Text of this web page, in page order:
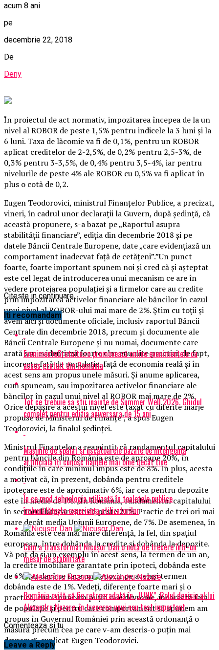
acum 8 ani
pe
decembrie 22, 2018
De
Deny
În proiectul de act normativ, impozitarea începea de la un
nivel al ROBOR de peste 1,5% pentru indicele la 3 luni şi la
6 luni. Taxa de lăcomie va fi de 0,1%, pentru un ROBOR
aplicat creditelor de 2-2,5%, de 0,2% pentru 2,5-3%, de
0,3% pentru 3-3,5%, de 0,4% pentru 3,5-4%, iar pentru
nivelurile de peste 4% ale ROBOR cu 0,5% va fi aplicat în
plus o cotă de 0,2.
Eugen Teodorovici, ministrul Finanţelor Publice, a precizat,
vineri, în cadrul unor declaraţii la Guvern, după şedinţă, că
această propunere, s-a bazat pe „Raportul asupra
stabilităţii financiare”, ediţia din decembrie 2018 şi pe
datele Băncii Centrale Europene, date „care evidenţiază un
comportament inadecvat faţă de cetăţeni”.”Un punct
foarte, foarte important spunem noi şi cred că şi aşteptat
este cel legat de introducerea unui mecanism ce are în
vedere protejarea populaţiei şi a firmelor care au credite
prin impozitarea activelor financiare ale băncilor în cazul
unui nivel al ROBOR-ului mai mare de 2%. Ştim cu toţii şi
avem aici şi documente oficiale, inclusiv raportul Băncii
Centrale din decembrie 2018, precum şi documente ale
Băncii Centrale Europene şi nu numai, documente care
arată sau evidenţiază foarte clar anumite practici, de fapt,
incorecte faţă de populaţie, faţă de economia reală şi în
acest sens am propus unele măsuri. Şi anume aplicarea,
cum spuneam, sau impozitarea activelor financiare ale
băncilor în cazul unui nivel al ROBOR mai mare de 2%.
Orice depăşire a acestui nivel este taxat cu diferite marje
propuse de Ministerul de Finanţe”, a spus Eugen
Teodorovici, la finalul şedinţei.
Ministrul Finanţelor a reamintit că randamentul capitalului
pentru băncile din România este de aproape 20%, în
condiţiile în care minimul impus este de 8%. În plus, acesta
a motivat că, în prezent, dobânda pentru creditele
ipotecare este de aproximativ 6%, iar cea pentru depozite
este în medie de 1%. „În România, randamentul capitalului
în sectorul bancar este de peste 21%. Practic de trei ori mai
mare decât media Uniunii Europene, de 7%. De asemenea, în
România este cea mai mare diferenţă, la fel, din spaţiul
european, între dobânda la credite şi dobânda la depozite.
Vă pot da şi un exemplu în acest sens, la termen de un an,
la credite imobiliare garantate prin ipoteci, dobânda este
de 6%, iar dacă se face un depozit pe acelaşi termen
dobânda este de 1%. Vedeţi, diferenţe foarte mari şi o
practică, cum spuneam puţin mai devreme, incorectă faţă
de populaţie şi pentru care comportament să spunem am
propus în Guvernul României prin această ordonanţă o
măsură precum cea pe care v-am descris-o puţin mai
devreme”, explicat Eugen Teodorovici.
Citeste in continuare
Iti recomandam
EvenimenteGratuite.ro promovează online evenimentele cu
acces gratuit din România
Tot ce trebuie sa stii inainte de Summer Well 2026. Ghidul
complet pentru editia aniversara de 15 ani
Mașinile de spălat și uscătoarele bazate pe inteligență
artificială îți cunosc hainele mai bine decât tine
În ce mod tehnologia utilizată în toaletele publice
îmbunătățește experiența utilizatorilor
Cum a transformat Nicușor Dan o notă de trecere într-un
mesaj de stabilitate
România evită să fie retrogradată în „JUNK”. Rolul decisiv al lui
Alexandru Nazare, în trecerea unui nou test important
Comenteaza si tu
Leave a Reply